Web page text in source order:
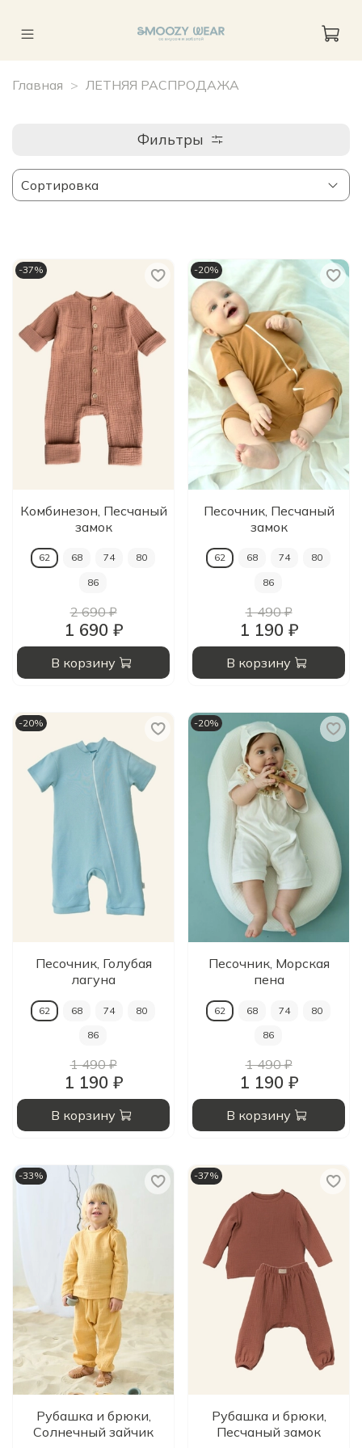
Главная ЛЕТНЯЯ РАСПРОДАЖА
Фильтры
-37%
Комбинезон, Песчаный
замок
62 68 74 80
86
2 690 ₽
1 690 ₽
В корзину
-20%
Песочник, Песчаный
замок
62 68 74 80
86
1 490 ₽
1 190 ₽
В корзину
-20%
Песочник, Голубая
лагуна
62 68 74 80
86
1 490 ₽
1 190 ₽
В корзину
-20%
Песочник, Морская
пена
62 68 74 80
86
1 490 ₽
1 190 ₽
В корзину
-33%
Рубашка и брюки,
Солнечный зайчик
-37%
Рубашка и брюки,
Песчаный замок